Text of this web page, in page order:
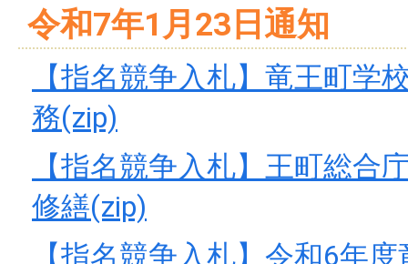
令和7年1月23日通知
【指名競争入札】竜王町学
務(zip)
【指名競争入札】王町総合
修繕(zip)
【指名競争入札】令和6年